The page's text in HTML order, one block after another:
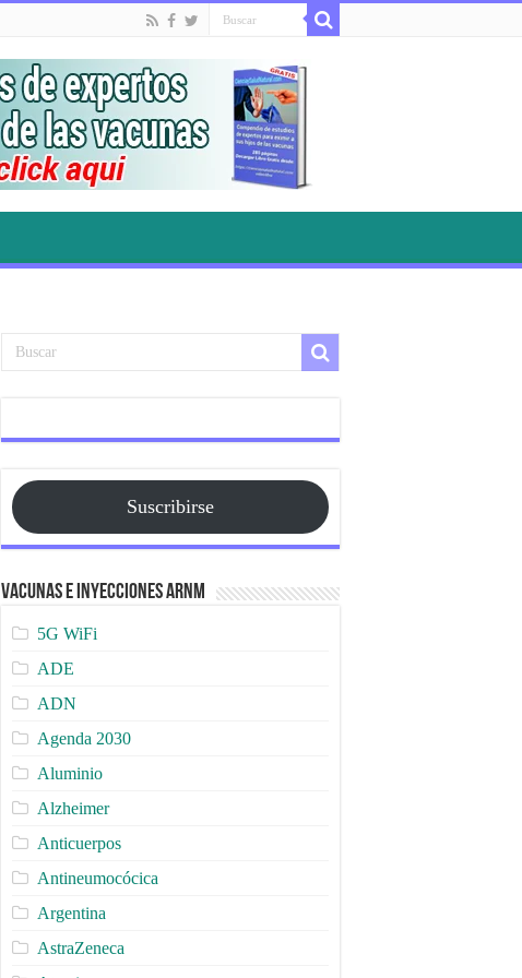
Suscribirse
Vacunas e Inyecciones ARNm
5G WiFi
ADE
ADN
Agenda 2030
Aluminio
Alzheimer
Anticuerpos
Antineumocócica
Argentina
AstraZeneca